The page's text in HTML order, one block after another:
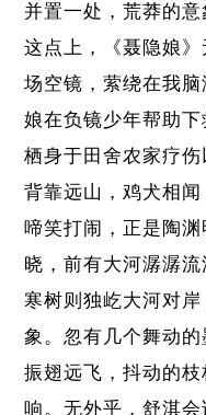
并置一处，荒莽的
这点上，《聂隐娘
场空镜，萦绕在我
娘在负镜少年帮助下
栖身于田舍农家疗伤
背靠远山，鸡犬相
啼笑打闹，正是陶
晓，前有大河潺潺
寒树则独屹大河对
象。忽有几个舞动
振翅远飞，抖动的
响。无外乎，舒淇